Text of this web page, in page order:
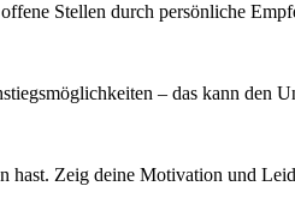
Stellen durch persönliche
– das kann den
hast. Zeig deine Motivation und